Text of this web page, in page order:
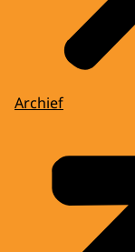
Archief